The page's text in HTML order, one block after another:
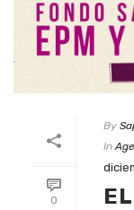
0
By
In